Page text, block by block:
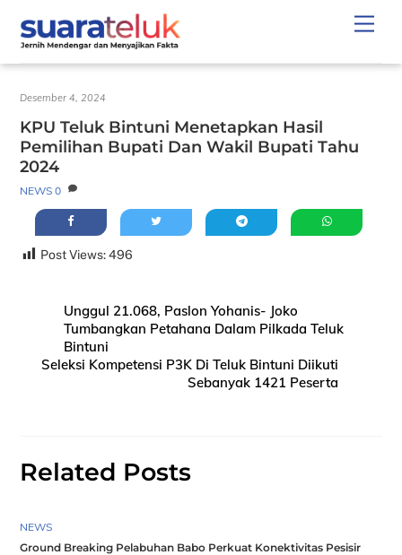
content
Desember 4, 2024
KPU Teluk Bintuni Menetapkan Hasil
Pemilihan Bupati Dan Wakil Bupati Tahu
2024
NEWS 0
Post Views: 496
Unggul 21.068, Paslon Yohanis- Joko
Tumbangkan Petahana Dalam Pilkada Teluk
Bintuni
Seleksi Kompetensi P3K Di Teluk Bintuni Diikuti
Sebanyak 1421 Peserta
Related Posts
NEWS
Ground Breaking Pelabuhan Babo Perkuat Konektivitas Pesisir